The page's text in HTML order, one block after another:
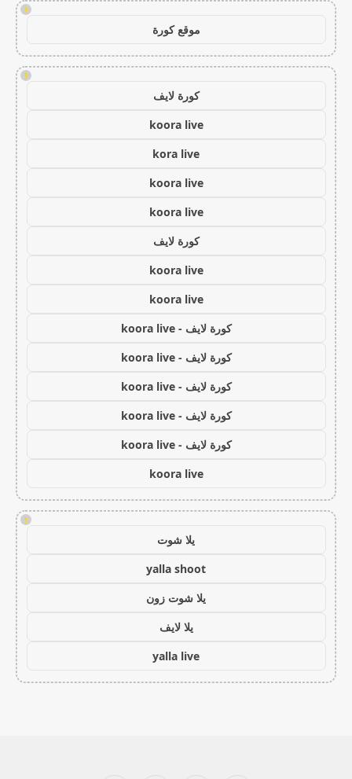
!
موقع كورة
!
كورة لايف
koora live
kora live
koora live
koora live
كورة لايف
koora live
koora live
كورة لايف - koora live
كورة لايف - koora live
كورة لايف - koora live
كورة لايف - koora live
كورة لايف - koora live
koora live
!
يلا شوت
yalla shoot
يلا شوت زون
يلا لايف
yalla live